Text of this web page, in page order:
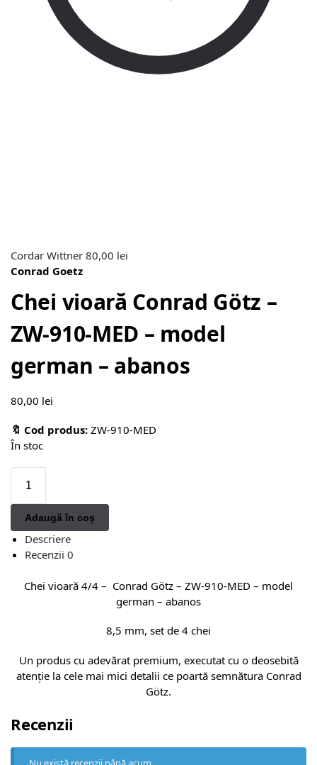
Cordar Wittner 80,00 lei
Conrad Goetz
Chei vioară Conrad Götz –
ZW-910-MED – model
german – abanos
80,00 lei
🔖 Cod produs: ZW-910-MED
În stoc
Adaugă în coș
Descriere
Recenzii 0
Chei vioară 4/4 – Conrad Götz – ZW-910-MED – model
german – abanos
8,5 mm, set de 4 chei
Un produs cu adevărat premium, executat cu o deosebită
atenție la cele mai mici detalii ce poartă semnătura Conrad
Götz.
Recenzii